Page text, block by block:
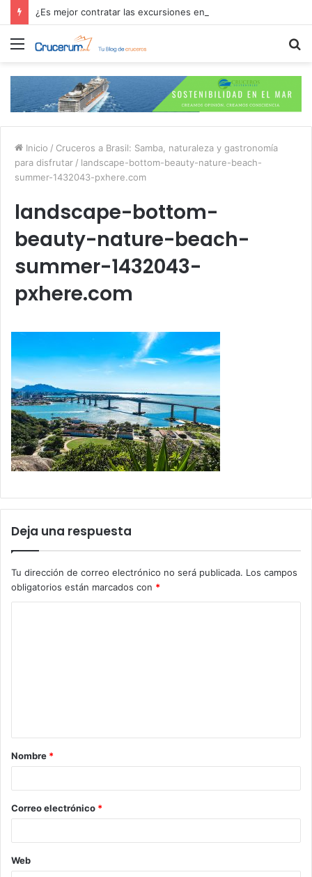
Menú
Inicio / Cruceros a Brasil: Samba, naturaleza y gastronomía
para disfrutar / landscape-bottom-beauty-nature-beach-
summer-1432043-pxhere.com
landscape-bottom-
beauty-nature-beach-
summer-1432043-
pxhere.com
Deja una respuesta
Tu dirección de correo electrónico no será publicada. Los campos
obligatorios están marcados con *
a
r
*
Nombre *
Correo electrónico *
Web